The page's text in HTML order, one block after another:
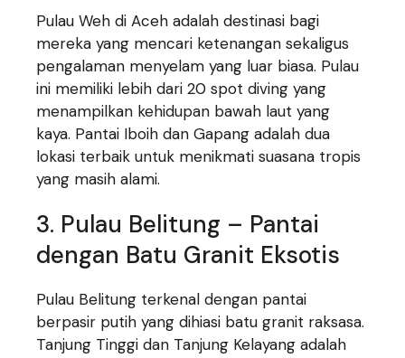
Pulau Weh di Aceh adalah destinasi bagi
mereka yang mencari ketenangan sekaligus
pengalaman menyelam yang luar biasa. Pulau
ini memiliki lebih dari 20 spot diving yang
menampilkan kehidupan bawah laut yang
kaya. Pantai Iboih dan Gapang adalah dua
lokasi terbaik untuk menikmati suasana tropis
yang masih alami.
3. Pulau Belitung – Pantai
dengan Batu Granit Eksotis
Pulau Belitung terkenal dengan pantai
berpasir putih yang dihiasi batu granit raksasa.
Tanjung Tinggi dan Tanjung Kelayang adalah